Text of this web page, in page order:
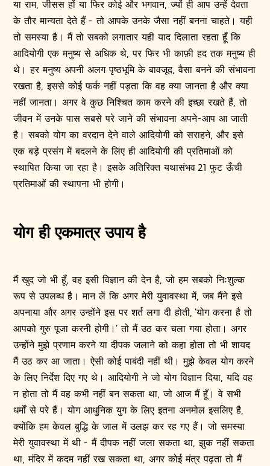
या राम, जीसस हों या फिर कोई और भगवान, ज्यों ही आप उन्हें देवता
के तौर मान्यता देते हैं - तो आपके उनके जैसा नहीं बनना चाहते। यही
तो समस्या है। मैं तो सबको लगातार यही याद दिलाता रहता हूँ कि
आदियोगी एक मनुष्य से अधिक थे, पर फिर भी काफ़ी हद तक मनुष्य ही
थे। हर मनुष्य अपनी अलग पृष्ठभूमि के बावजूद, वैसा बनने की संभावना
रखता है, इससे कोई फर्क नहीं पड़ता कि वह क्या जानता है और क्या
नहीं जानता। अगर वे कुछ निश्चित काम करने की इच्छा रखते हैं, तो
जीवन में उनके पास सबसे परे जाने की संभावना अपने-आप आ जाती
है। सबको योग का वरदान देने वाले आदियोगी को सराहने, और इसे
एक बड़े प्रसंग में बदलने के लिए ही आदियोगी की प्रतिमाओं को
स्थापित किया जा रहा है। इसके अतिरिक्त यथासंभव 21 फुट ऊँची
प्रतिमाओं की स्थापना भी होगी।
योग ही एकमात्र उपाय है
मैं खुद जो भी हूँ, वह इसी विज्ञान की देन है, जो हम सबको निःशुल्क
रूप से उपलब्ध है। मान लें कि अगर मेरी युवावस्था में, जब मैंने इसे
अपनाया और अगर उन्होंने इस पर शर्त लगा दी होती, ‘योग करना है तो
आपको गुरु पूजा करनी होगी।’ तो मैं उठ कर चला गया होता। अगर
उन्होंने मुझे प्रणाम करने या दीपक जलाने को कहा होता तो भी शायद
मैं उठ कर आ जाता। ऐसी कोई पाबंदी नहीं थी। मुझे केवल योग करने
के लिए निर्देश दिए गए थे। आदियोगी ने जो योग विज्ञान दिया, यदि वह
न होता तो मैं वह कभी नहीं बन सकता था, जो आज मैं हूँ। वे सभी
धर्मों से परे हैं। योग आधुनिक युग के लिए इतना अनमोल इसलिए है,
क्योंकि हम केवल बुद्धि के जाल में उलझ कर रह गए हैं। जो समस्या
मेरी युवावस्था में थी - मैं दीपक नहीं जला सकता था, झुक नहीं सकता
था, मंदिर में कदम नहीं रख सकता था, अगर कोई मंत्र पढ़ता तो मैं